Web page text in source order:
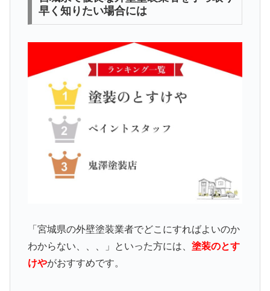
早く知りたい場合には
「宮城県の外壁塗装業者でどこにすればよいのか
わからない、、、」といった方には、 塗装のとす
けやがおすすめです。